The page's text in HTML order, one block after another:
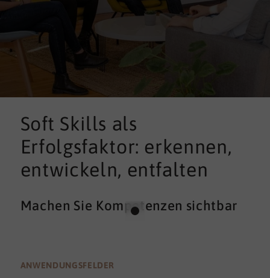
Soft Skills als
Erfolgsfaktor: erkennen,
entwickeln, entfalten
Machen Sie Kompetenzen sichtbar
ANWENDUNGSFELDER